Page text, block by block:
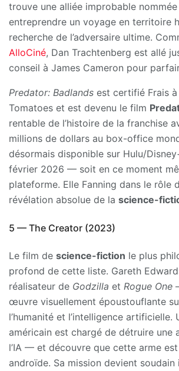
trouve une alliée improbable
entreprendre un voyage en territoire
recherche de l’adversaire ultime.
AlloCiné, Dan Trachtenberg est allé
conseil à James Cameron pour
Predator: Badlands est certifié Frais
Tomatoes et est devenu le film
rentable de l’histoire de la franchise
millions de dollars au box-office
désormais disponible sur Hulu/
février 2026 — soit en ce moment
plateforme. Elle Fanning dans le rôle
révélation absolue de la science-
5 — The Creator (2023)
Le film de science-fiction le plus
profond de cette liste. Gareth
réalisateur de Godzilla et Rogue One
œuvre visuellement époustouflante
l’humanité et l’intelligence artificielle.
américain est chargé de détruire une
l’IA — et découvre que cette arme
androïde. Sa mission devient soudain